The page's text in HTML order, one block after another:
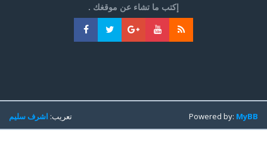
إكتب ما تشاء عن موقغك .
تعريب:اشرف سليم Powered by:MyBB